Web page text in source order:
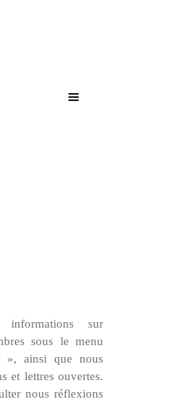
informations sur
sous le menu
», ainsi que nous
et lettres ouvertes.
nous réflexions